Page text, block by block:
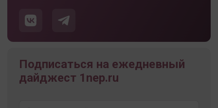
Подписаться на ежедневный
дайджест 1nep.ru